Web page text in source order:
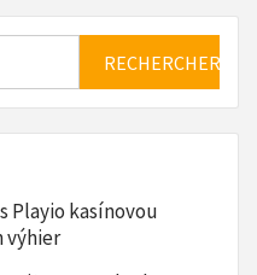
Playio kasínovou
výhier